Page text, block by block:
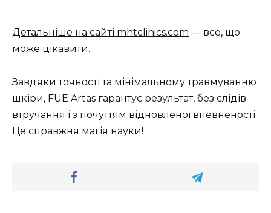
Детальніше на сайті mhtclinics.com — все, що
може цікавити.
Завдяки точності та мінімальному травмуванню
шкіри, FUE Artas гарантує результат, без слідів
втручання і з почуттям відновленої впевненості.
Це справжня магія науки!